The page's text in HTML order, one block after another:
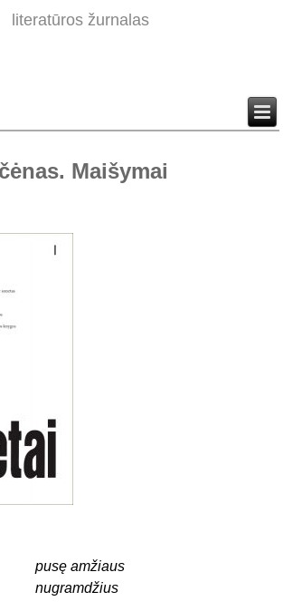
literatūros žurnalas
Maišymai
pusę amžiaus
nugramdžius